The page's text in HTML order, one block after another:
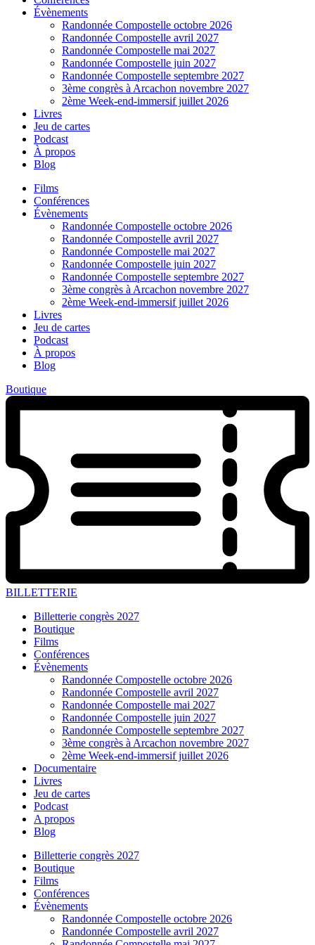
Évènements
Randonnée Compostelle octobre 2026
Randonnée Compostelle avril 2027
Randonnée Compostelle mai 2027
Randonnée Compostelle juin 2027
Randonnée Compostelle septembre 2027
3ème congrès à Arcachon novembre 2027
2ème Week-end-immersif juillet 2026
Livres
Jeu de cartes
Podcast
À propos
Blog
Films
Conférences
Évènements
Randonnée Compostelle octobre 2026
Randonnée Compostelle avril 2027
Randonnée Compostelle mai 2027
Randonnée Compostelle juin 2027
Randonnée Compostelle septembre 2027
3ème congrès à Arcachon novembre 2027
2ème Week-end-immersif juillet 2026
Livres
Jeu de cartes
Podcast
À propos
Blog
Boutique
BILLETTERIE
Billetterie congrès 2027
Boutique
Films
Conférences
Évènements
Randonnée Compostelle octobre 2026
Randonnée Compostelle avril 2027
Randonnée Compostelle mai 2027
Randonnée Compostelle juin 2027
Randonnée Compostelle septembre 2027
3ème congrès à Arcachon novembre 2027
2ème Week-end-immersif juillet 2026
Documentaire
Livres
Jeu de cartes
Podcast
A propos
Blog
Billetterie congrès 2027
Boutique
Films
Conférences
Évènements
Randonnée Compostelle octobre 2026
Randonnée Compostelle avril 2027